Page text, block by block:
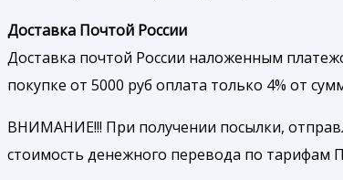
Доставка Почтой России
Доставка почтой России наложенным
покупке от 5000 руб оплата только 4% от
ВНИМАНИЕ!!! При получении посылки,
стоимость денежного перевода по тарифам